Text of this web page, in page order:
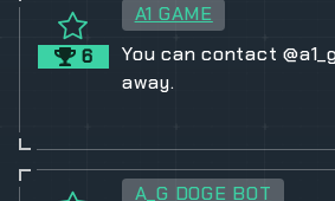
6
A1 GAME
You can contact
away.
A_G DOGE BOT